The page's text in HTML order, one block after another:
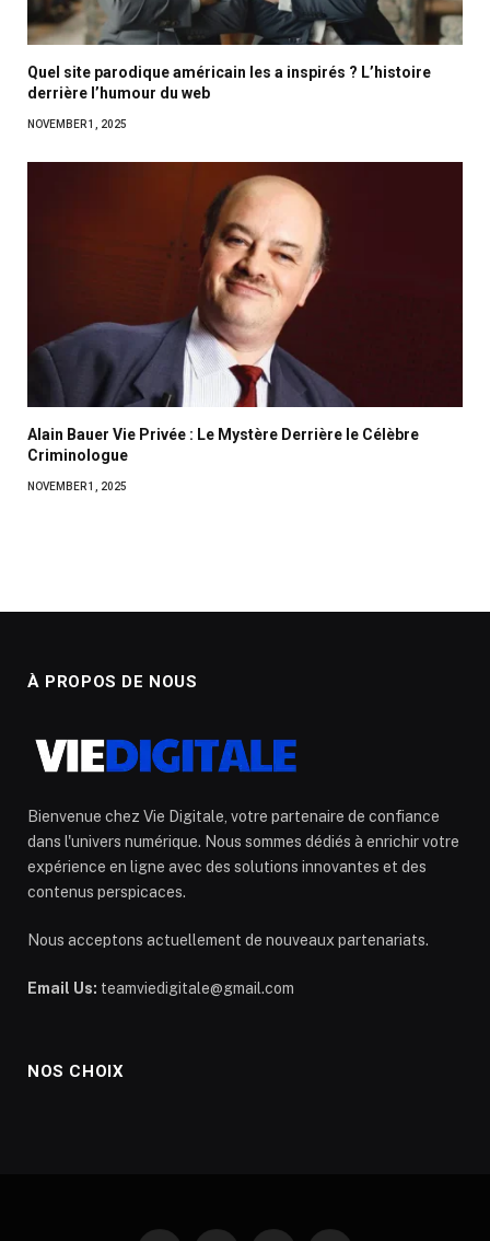
Quel site parodique américain les a inspirés ? L’histoire
derrière l’humour du web
NOVEMBER 1, 2025
Alain Bauer Vie Privée : Le Mystère Derrière le Célèbre
Criminologue
NOVEMBER 1, 2025
À PROPOS DE NOUS
Bienvenue chez Vie Digitale, votre partenaire de confiance
dans l'univers numérique. Nous sommes dédiés à enrichir votre
expérience en ligne avec des solutions innovantes et des
contenus perspicaces.
Nous acceptons actuellement de nouveaux partenariats.
Email Us: teamviedigitale@gmail.com
NOS CHOIX